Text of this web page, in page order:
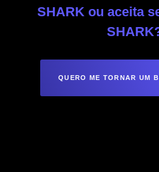
SHARK ou aceita
QUERO ME TORNAR UM